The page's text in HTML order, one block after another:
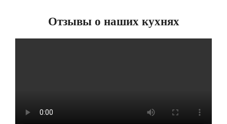
Отзывы о наших кухнях